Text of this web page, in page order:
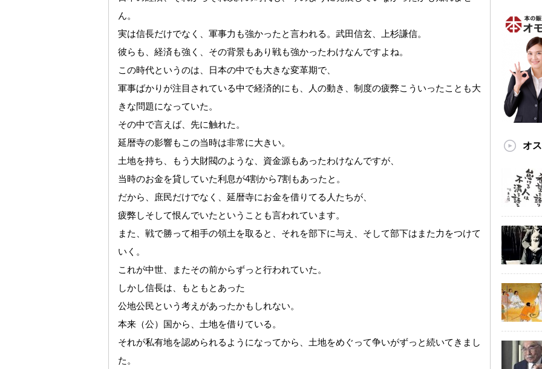
ん。
実は信長だけでなく、軍事力も強かったと言われる。武田信玄、上杉謙信。
彼らも、経済も強く、その背景もあり戦も強かったわけなんですよね。
この時代というのは、日本の中でも大きな変革期で、
軍事ばかりが注目されている中で経済的にも、人の動き、制度の疲弊こういったことも大
きな問題になっていた。
その中で言えば、先に触れた。
延暦寺の影響もこの当時は非常に大きい。
土地を持ち、もう大財閥のような、資金源もあったわけなんですが、
当時のお金を貸していた利息が4割から7割もあったと。
だから、庶民だけでなく、延暦寺にお金を借りてる人たちが、
疲弊しそして恨んでいたということも言われています。
また、戦で勝って相手の領土を取ると、それを部下に与え、そして部下はまた力をつけて
いく。
これが中世、またその前からずっと行われていた。
しかし信長は、もともとあった
公地公民という考えがあったかもしれない。
本来（公）国から、土地を借りている。
それが私有地を認められるようになってから、土地をめぐって争いがずっと続いてきまし
た。
オ